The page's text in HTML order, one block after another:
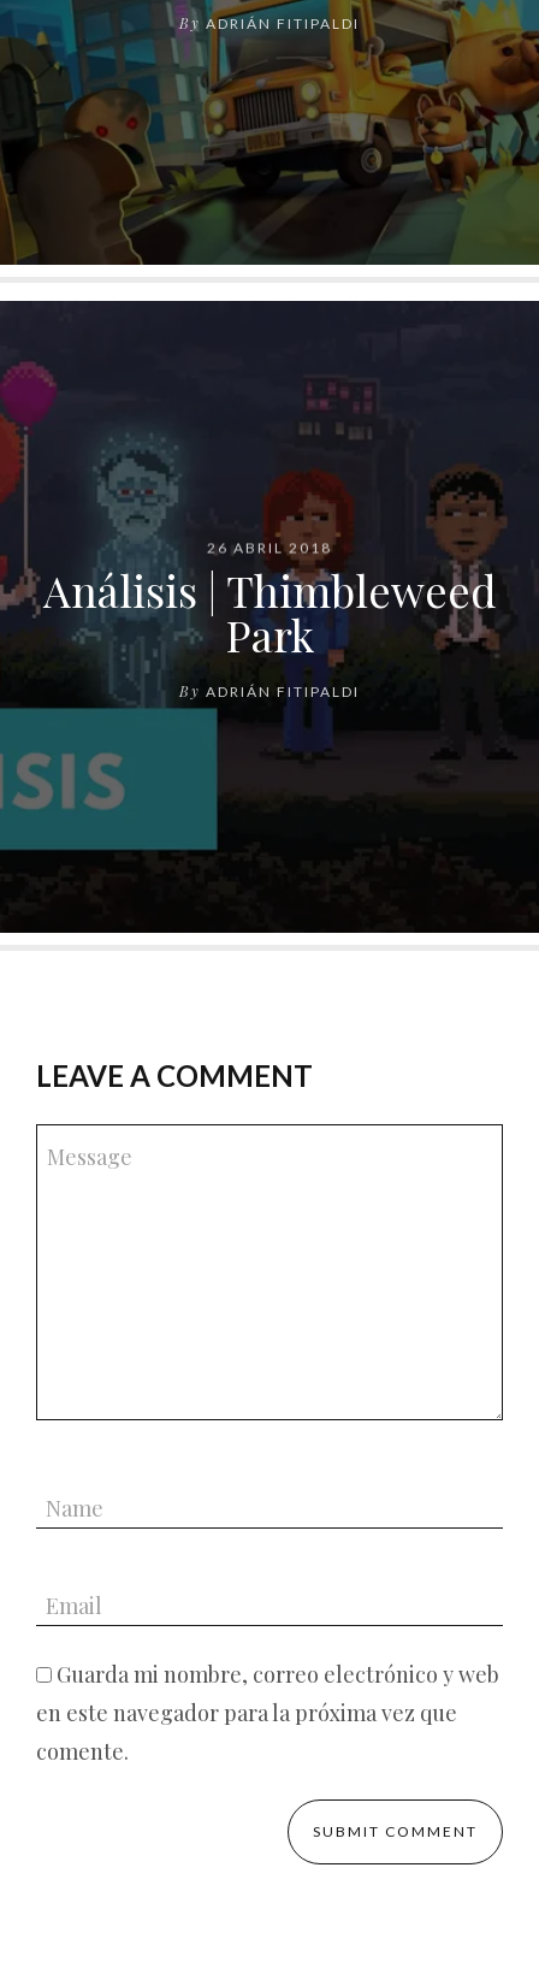
By ADRIÁN FITIPALDI
26 ABRIL 2018
Análisis | Thimbleweed
Park
By ADRIÁN FITIPALDI
LEAVE A COMMENT
Guarda mi nombre, correo electrónico y web
en este navegador para la próxima vez que
comente.